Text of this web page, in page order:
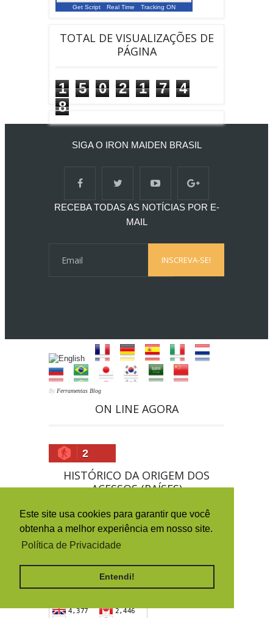
Este site usa cookies para garantir que você
obtenha a melhor experiência em nosso site.
Política de Privacidade
Entendi!
Get Script Real Time Tracking ON
TOTAL DE VISUALIZAÇÕES DE
PÁGINA
1 5 0 2 1 7
4
8
SIGA O IRON MAIDEN BRASIL
RECEBA TODAS AS NOTÍCIAS POR E-
MAIL
By Ferramentas Blog
ON LINE AGORA
2
HISTÓRICO DA ORIGEM DOS
ACESSOS (PAÍSES)